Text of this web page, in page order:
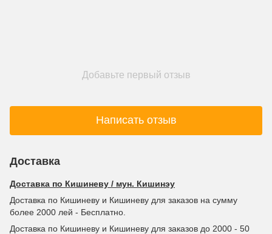
Добавьте первый отзыв
Написать отзыв
Доставка
Доставка по Кишиневу / мун. Кишинэу
Доставка по Кишиневу и Кишиневу для заказов на сумму
более 2000 лей - Бесплатно.
Доставка по Кишиневу и Кишиневу для заказов до 2000 - 50